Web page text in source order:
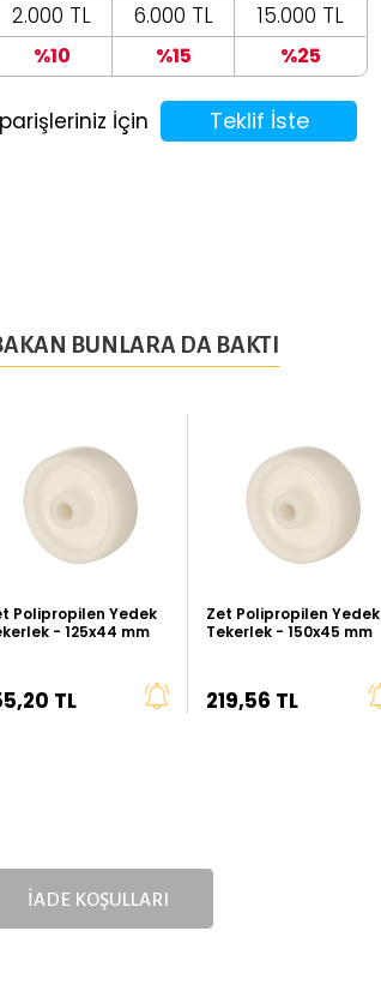
2.000 TL 6.000 TL 15.000 TL
%10 %15 %25
İçin Teklif İste
BUNLARA DA BAKTI
Polipropilen Yedek
- 125x44 mm
TL
Zet Polipropilen Yedek
Tekerlek - 150x45 mm
219,56 TL
İADE KOŞULLARI